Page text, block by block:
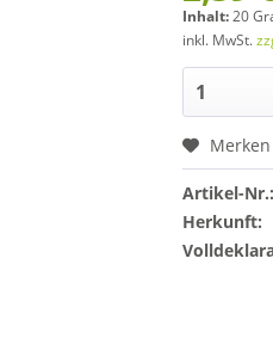
Inhalt:20
inkl. MwSt.
Merken
Artikel-Nr.:
Herkunft: